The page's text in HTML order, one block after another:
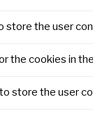
store the user
the cookies in
store the user